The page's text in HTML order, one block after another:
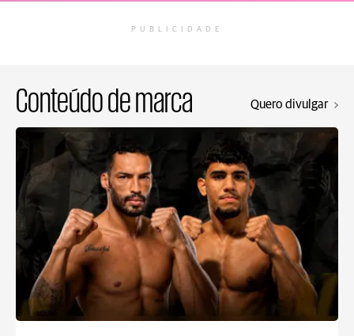
PUBLICIDADE
Conteúdo de marca Quero divulgar